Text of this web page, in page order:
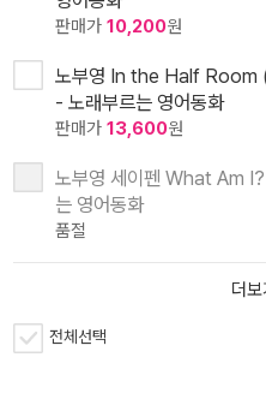
판매가 10,200원
노부영 In the Half
- 노래부르는 영어동화
판매가 13,600원
노부영 세이펜 What Am
는 영어동화
품절
더보
전체선택